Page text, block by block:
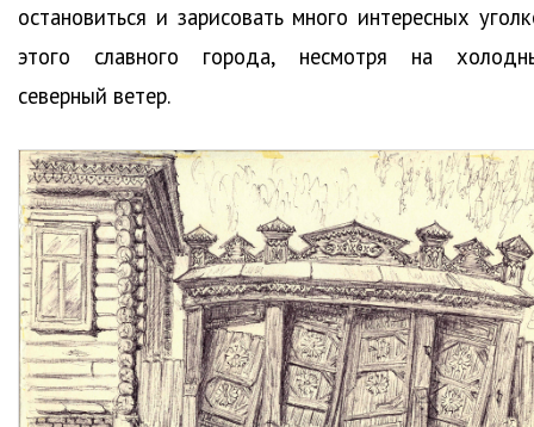
остановиться и зарисовать много интересных
этого славного города, несмотря на
северный ветер.